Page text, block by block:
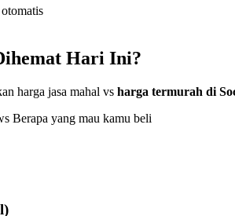
Hari Ini?
harga jasa mahal vs harga termurah di
Berapa yang mau kamu beli